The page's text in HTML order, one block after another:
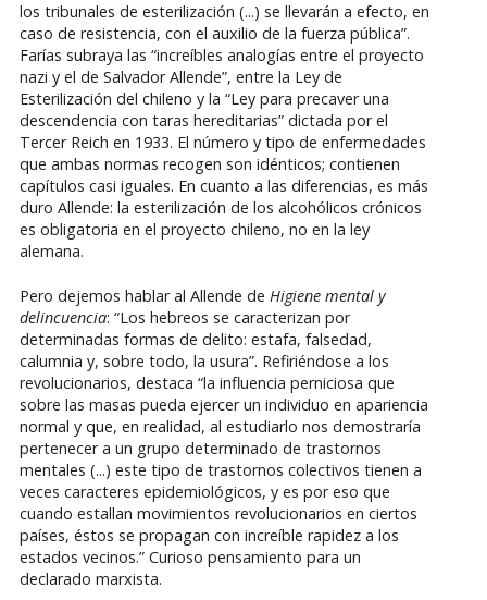
los tribunales de esterilización (...) se llevarán a efecto, en
caso de resistencia, con el auxilio de la fuerza pública”.
Farías subraya las “increíbles analogías entre el proyecto
nazi y el de Salvador Allende”, entre la Ley de
Esterilización del chileno y la “Ley para precaver una
descendencia con taras hereditarias” dictada por el
Tercer Reich en 1933. El número y tipo de enfermedades
que ambas normas recogen son idénticos; contienen
capítulos casi iguales. En cuanto a las diferencias, es más
duro Allende: la esterilización de los alcohólicos crónicos
es obligatoria en el proyecto chileno, no en la ley
alemana.
Pero dejemos hablar al Allende de Higiene mental y
delincuencia: “Los hebreos se caracterizan por
determinadas formas de delito: estafa, falsedad,
calumnia y, sobre todo, la usura”. Refiriéndose a los
revolucionarios, destaca “la influencia perniciosa que
sobre las masas pueda ejercer un individuo en apariencia
normal y que, en realidad, al estudiarlo nos demostraría
pertenecer a un grupo determinado de trastornos
mentales (...) este tipo de trastornos colectivos tienen a
veces caracteres epidemiológicos, y es por eso que
cuando estallan movimientos revolucionarios en ciertos
países, éstos se propagan con increíble rapidez a los
estados vecinos.” Curioso pensamiento para un
declarado marxista.